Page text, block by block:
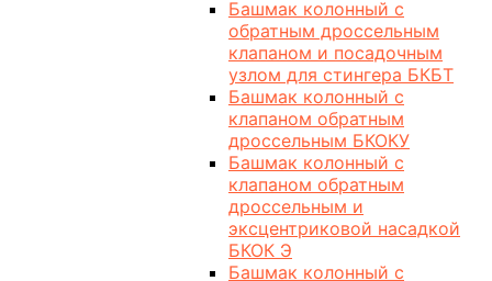
Башмак колонный с
обратным дроссельным
клапаном и посадочным
узлом для стингера БКБТ
Башмак колонный с
клапаном обратным
дроссельным БКОКУ
Башмак колонный с
клапаном обратным
дроссельным и
эксцентриковой насадкой
БКОК Э
Башмак колонный с